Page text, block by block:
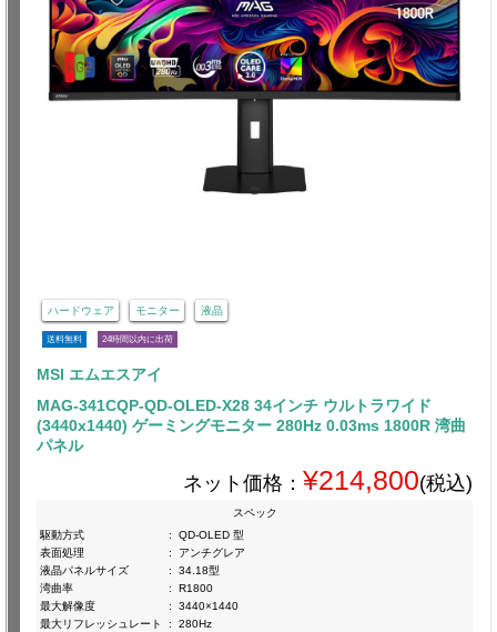
ハードウェア モニター 液晶
送料無料 24時間以内に出荷
MSI エムエスアイ
MAG-341CQP-QD-OLED-X28 34インチ ウルトラワイド
(3440x1440) ゲーミングモニター 280Hz 0.03ms 1800R 湾曲
パネル
ネット価格： ¥214,800(税込)
スペック
駆動方式
:
QD-OLED 型
表面処理
:
アンチグレア
液晶パネルサイズ
:
34.18型
湾曲率
:
R1800
最大解像度
:
3440×1440
最大リフレッシュレート
:
280Hz